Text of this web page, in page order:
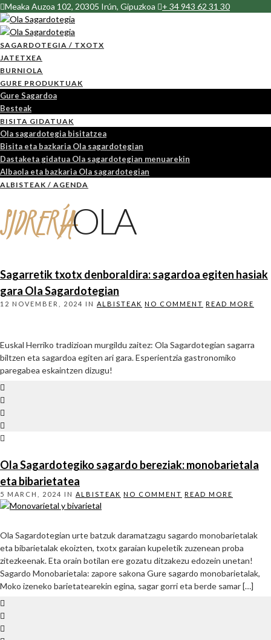
Meaka Auzoa 102, 20305 Irún, Gipuzkoa
+ 34 943 62 31 30
SAGARDOTEGIA / TXOTX
JATETXEA
BURNIOLA
GURE PRODUKTUAK
Gure Sagardoa
Besteak
BISITA GIDATUAK
Ola sagardotegia bisitatzea
Bisita eta bazkaria Ola sagardotegian
Dastaketa gidatua Ola sagardotegian menuarekin
Albaola eta bazkaria Ola sagardotegian
ALBISTEAK / AGENDA
SIDRERÍAOLA
Sagarretik txotx denboraldira: sagardoa egiten hasiak
gara Ola Sagardotegian
12 NOVEMBER, 2024 IN ALBISTEAK NO COMMENT READ MORE
Euskal Herriko tradizioan murgildu zaitez: Ola Sagardotegian sagarra
biltzen eta sagardoa egiten ari gara. Esperientzia gastronomiko
paregabea eskaintzen dizugu!
Ola Sagardotegiko sagardo bereziak: monobarietala
eta bibarietatea
5 MARCH, 2024 IN ALBISTEAK NO COMMENT READ MORE
Ola Sagardotegian urte batzuk daramatzagu sagardo monobarietalak
eta bibarietalak ekoizten, txotx garaian kupeletik zuzenean proba
zitezkeenak. Eta orain botilan ere gozatu ditzakezu edozein unetan!
Sagardo Monobarietala: zapore sakona Gure sagardo monobarietalak,
Moko izeneko barietatearekin egina, sagar gorri eta berde samar […]